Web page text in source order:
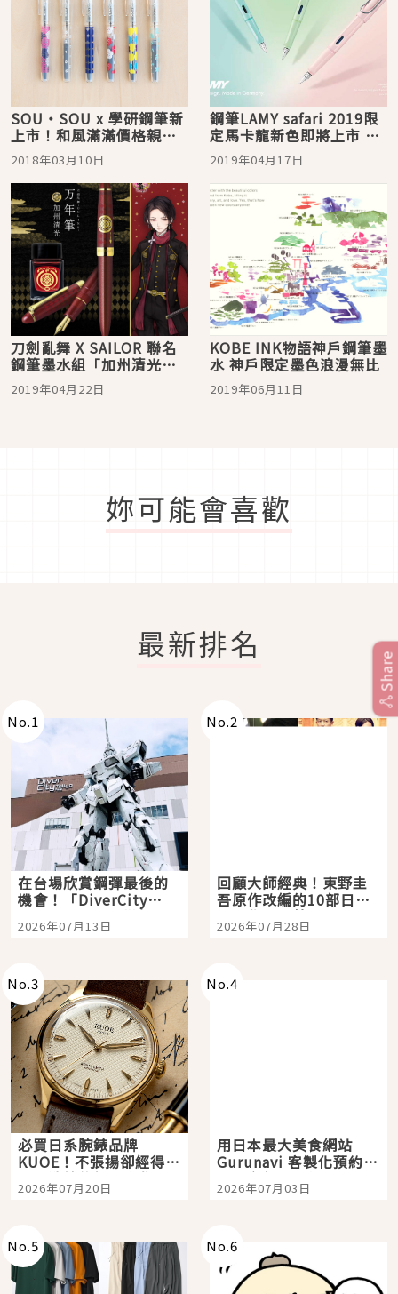
SOU・SOU x 學研鋼筆新
上市！和風滿滿價格親
切，超適合初心者
2018年03月10日
鋼筆LAMY safari 2019限
定馬卡龍新色即將上市 文
具控注意！
2019年04月17日
刀劍亂舞 X SAILOR 聯名
鋼筆墨水組「加州清光」
絕美上市！
2019年04月22日
KOBE INK物語神戶鋼筆墨
水 神戶限定墨色浪漫無比
2019年06月11日
妳可能會喜歡
最新排名
No.1
在台場欣賞鋼彈最後的
機會！「DiverCity
Tokyo Plaza」搭船、
購物、美食及夜景，一
2026年07月13日
No.2
回顧大師經典！東野圭
吾原作改編的10部日本
影視作品推薦
2026年07月28日
No.3
必買日系腕錶品牌
KUOE！不張揚卻經得起
時間洗鍊的經典之作五
選
2026年07月20日
No.4
用日本最大美食網站
Gurunavi 客製化預約九
大都市餐廳，打造專屬
美食體驗！
2026年07月03日
No.5 No.6
Share